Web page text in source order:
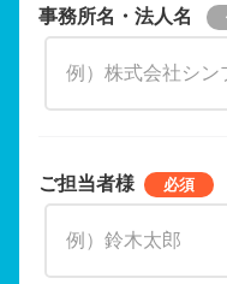
事務所名・法人名
ご担当者様